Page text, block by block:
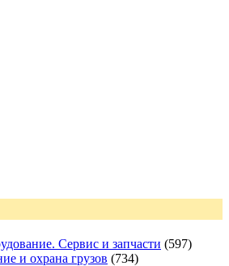
Сервис и запчасти (597)
и охрана грузов (734)